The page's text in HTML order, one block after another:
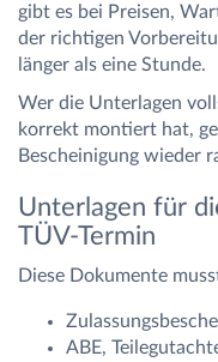
gibt es bei Preisen,
der richtigen
länger als eine Stunde.
Wer die Unterlagen
korrekt montiert hat,
Bescheinigung wieder
Unterlagen für
TÜV-Termin
Diese Dokumente
ABE,